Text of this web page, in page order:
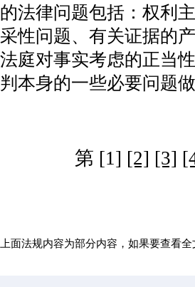
的法律问题包括：权利
采性问题、有关证据的
法庭对事实考虑的正当
判本身的一些必要问题
第 [1] [2] [3]
上面法规内容为部分内容，如果要查看